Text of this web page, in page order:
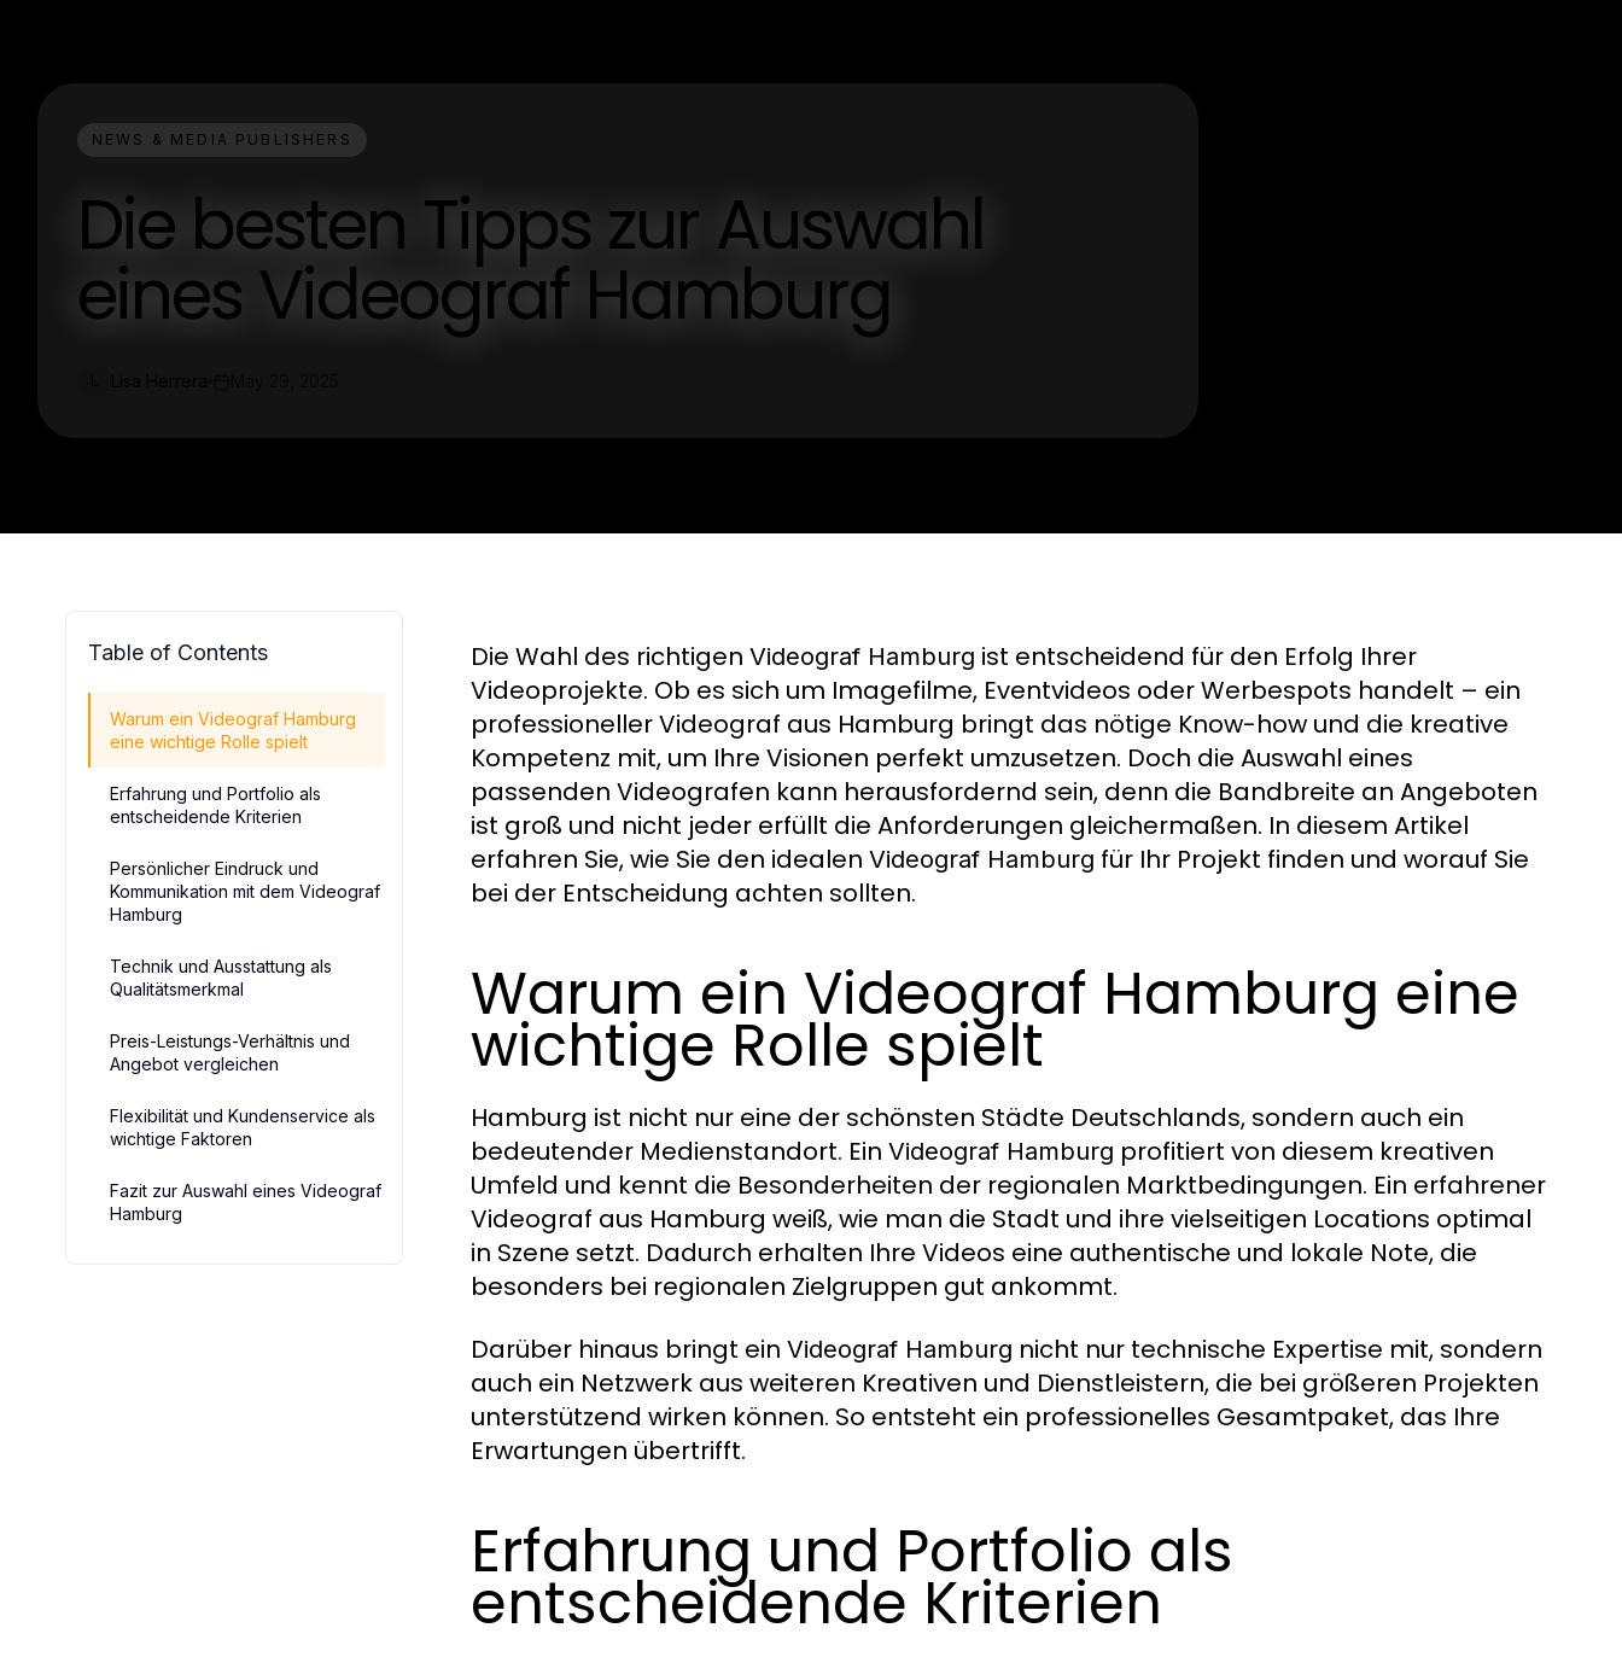
NEWS & MEDIA PUBLISHERS
Die besten Tipps zur Auswahl
eines Videograf Hamburg
Table of Contents
Warum ein Videograf Hamburg
eine wichtige Rolle spielt
Erfahrung und Portfolio als
entscheidende Kriterien
Persönlicher Eindruck und
Kommunikation mit dem Videograf
Hamburg
Technik und Ausstattung als
Qualitätsmerkmal
Preis-Leistungs-Verhältnis und
Angebot vergleichen
Flexibilität und Kundenservice als
wichtige Faktoren
Fazit zur Auswahl eines Videograf
Hamburg
Die Wahl des richtigen Videograf Hamburg ist entscheidend für den Erfolg Ihrer
Videoprojekte. Ob es sich um Imagefilme, Eventvideos oder Werbespots handelt – ein
professioneller Videograf aus Hamburg bringt das nötige Know-how und die kreative
Kompetenz mit, um Ihre Visionen perfekt umzusetzen. Doch die Auswahl eines
passenden Videografen kann herausfordernd sein, denn die Bandbreite an Angeboten
ist groß und nicht jeder erfüllt die Anforderungen gleichermaßen. In diesem Artikel
erfahren Sie, wie Sie den idealen Videograf Hamburg für Ihr Projekt finden und worauf Sie
bei der Entscheidung achten sollten.
Warum ein Videograf Hamburg eine
wichtige Rolle spielt
Hamburg ist nicht nur eine der schönsten Städte Deutschlands, sondern auch ein
bedeutender Medienstandort. Ein Videograf Hamburg profitiert von diesem kreativen
Umfeld und kennt die Besonderheiten der regionalen Marktbedingungen. Ein erfahrener
Videograf aus Hamburg weiß, wie man die Stadt und ihre vielseitigen Locations optimal
in Szene setzt. Dadurch erhalten Ihre Videos eine authentische und lokale Note, die
besonders bei regionalen Zielgruppen gut ankommt.
Darüber hinaus bringt ein Videograf Hamburg nicht nur technische Expertise mit, sondern
auch ein Netzwerk aus weiteren Kreativen und Dienstleistern, die bei größeren Projekten
unterstützend wirken können. So entsteht ein professionelles Gesamtpaket, das Ihre
Erwartungen übertrifft.
Erfahrung und Portfolio als
entscheidende Kriterien